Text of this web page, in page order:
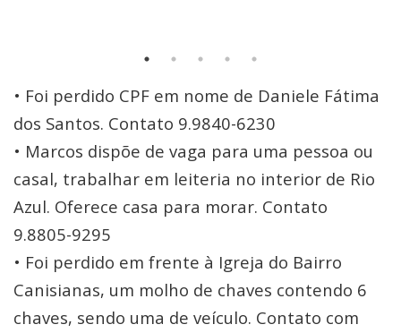
• Foi perdido CPF em nome de Daniele Fátima
dos Santos. Contato 9.9840-6230
• Marcos dispõe de vaga para uma pessoa ou
casal, trabalhar em leiteria no interior de Rio
Azul. Oferece casa para morar. Contato
9.8805-9295
• Foi perdido em frente à Igreja do Bairro
Canisianas, um molho de chaves contendo 6
chaves, sendo uma de veículo. Contato com